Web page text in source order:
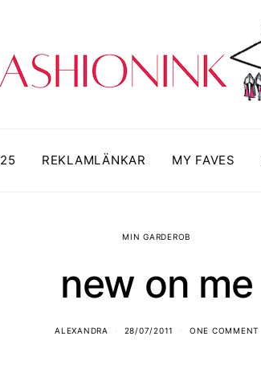
REKLAMLÄNKAR MY FAVES
MIN GARDEROB
new on me
ALEXANDRA 28/07/2011 ONE COMMENT